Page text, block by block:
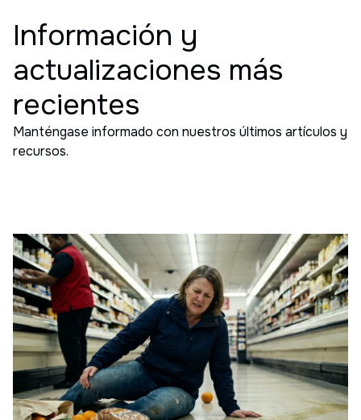
Información y
actualizaciones más
recientes
Manténgase informado con nuestros últimos artículos y
recursos.